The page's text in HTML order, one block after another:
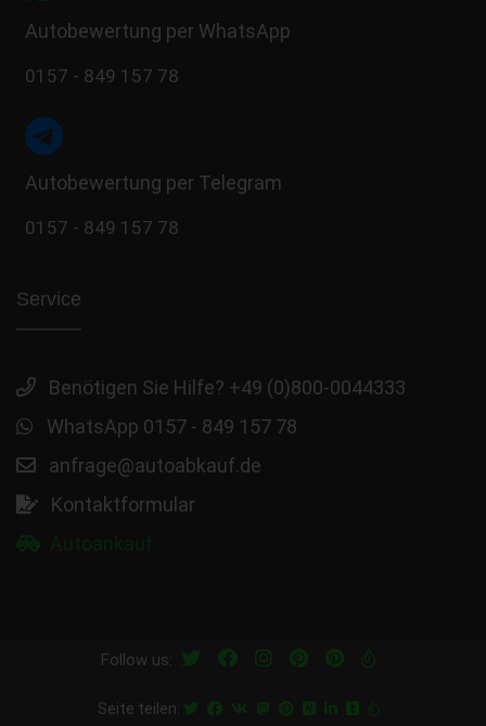
Autobewertung per WhatsApp
0157 - 849 157 78
Autobewertung per Telegram
0157 - 849 157 78
Service
Benötigen Sie Hilfe? +49 (0)800-0044333
WhatsApp 0157 - 849 157 78
anfrage@autoabkauf.de
Kontaktformular
Follow us:
Seite teilen: